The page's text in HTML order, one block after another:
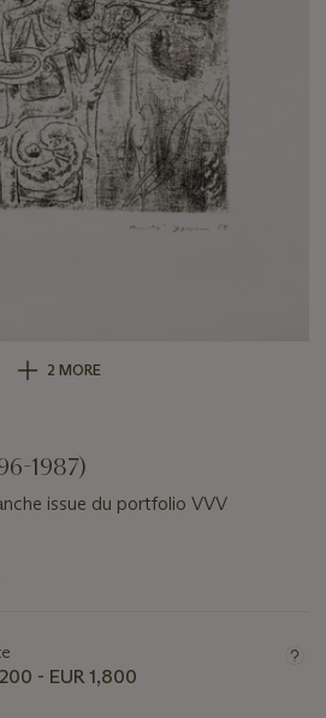
2 MORE
1987)
issue du portfolio VVV
- EUR 1,800